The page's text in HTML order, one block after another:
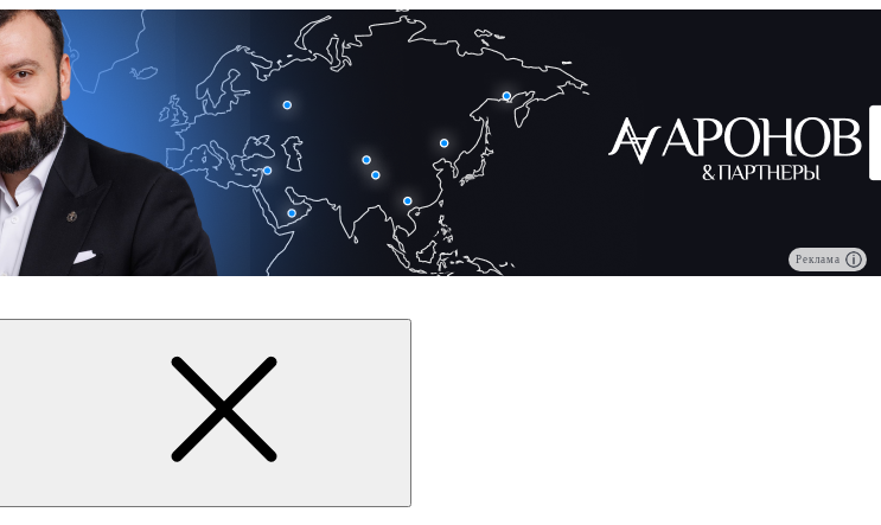
Реклама